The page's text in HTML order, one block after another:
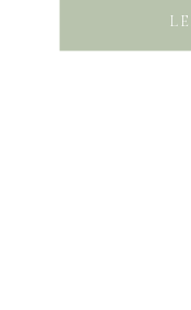
hostel. In de wijk
over kasseien en